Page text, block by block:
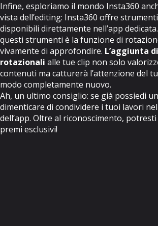
Infine, esploriamo il mondo Insta360
vista dell’editing: Insta360 offre
disponibili direttamente nell’app
questi strumenti è la funzione di
vivamente di approfondire. L’aggiunta
rotazionali alle tue clip non solo
contenuti ma catturerà l’attenzione del
modo completamente nuovo.
Ah, un ultimo consiglio: se già possiedi
dimenticare di condividere i tuoi lavori
dell’app. Oltre al riconoscimento,
premi esclusivi!